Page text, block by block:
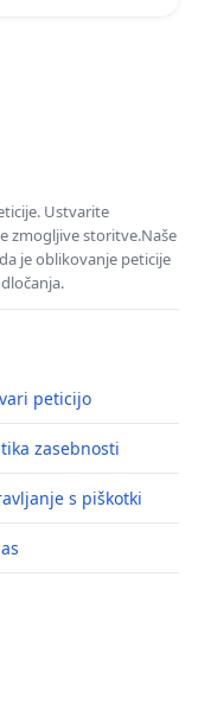
Ustvarite
zmogljive storitve.Naše
je oblikovanje peticije
peticijo
zasebnosti
s piškotki